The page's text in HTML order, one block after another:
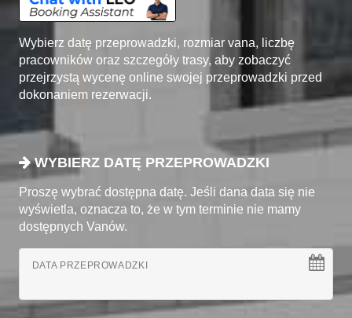
Wybierz datę przeprowadzki, rozmiar vana, liczbę
pracowników oraz szczegóły trasy, aby zobaczyć
przejrzystą wycenę online swojej przeprowadzki przed
dokonaniem rezerwacji.
WYBIERZ DATĘ PRZEPROWADZKI
Proszę wybrać dostępna datę. Jeśli dana data się nie
wyświetla, oznacza to, że w tym terminie nie mamy
dostępnych Vanów.
DATA PRZEPROWADZKI